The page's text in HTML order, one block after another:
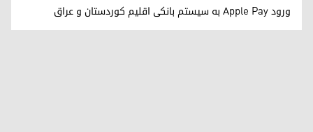
ورود Apple Pay به سیستم بانکی اقلیم کوردستان و عراق